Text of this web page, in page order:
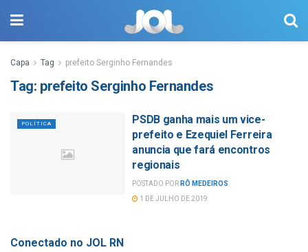
Capa Tag prefeito Serginho Fernandes
Tag: prefeito Serginho Fernandes
POLÍTICA
PSDB ganha mais um vice-
prefeito e Ezequiel Ferreira
anuncia que fará encontros
regionais
POSTADO POR RÔ MEDEIROS
1 DE JULHO DE 2019
Conectado no JOL RN